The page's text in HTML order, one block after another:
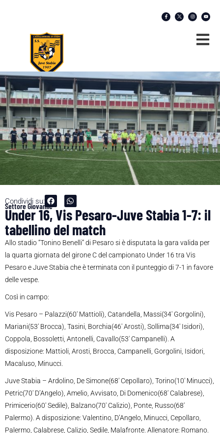
Condividi su:
Settore Giovanile
Under 16, Vis Pesaro-Juve Stabia 1-7: il
tabellino del match
Allo stadio “Tonino Benelli” di Pesaro si è disputata la gara valida per
la quarta giornata del girone C del campionato Under 16 tra Vis
Pesaro e Juve Stabia che è terminata con il punteggio di 7-1 in favore
delle vespe.
Così in campo:
Vis Pesaro – Palazzi(60′ Mattioli), Catandella, Massi(34′ Gorgolini),
Mariani(53′ Brocca), Tasini, Borchia(46′ Arosti), Sollima(34′ Isidori),
Coppola, Bossoletti, Antonelli, Cavallo(53′ Campanelli). A
disposizione: Mattioli, Arosti, Brocca, Campanelli, Gorgolini, Isidori,
Macaluso, Minucci.
Juve Stabia – Ardolino, De Simone(68′ Cepollaro), Torino(10′ Minucci),
Petric(70′ D’Angelo), Amelio, Avvisato, Di Domenico(68′ Calabrese),
Primicerio(60′ Sedile), Balzano(70′ Calizio), Ponte, Russo(68′
Palermo). A disposizione: Valentino, D’Angelo, Minucci, Cepollaro,
Palermo, Calabrese, Calizio, Sedile, Malafronte. Allenatore: Romano.